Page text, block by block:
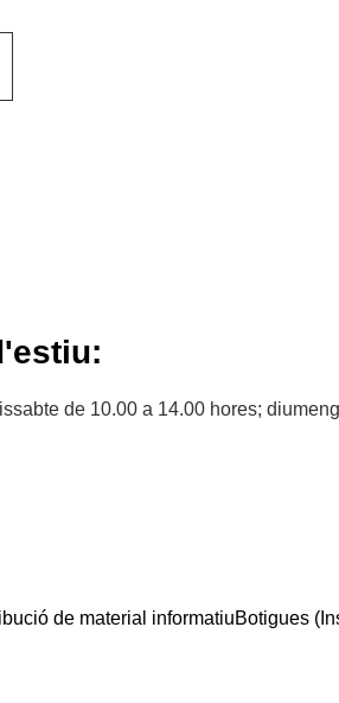
de 10.00 a 14.00 hores;
de material informatiuBotigues